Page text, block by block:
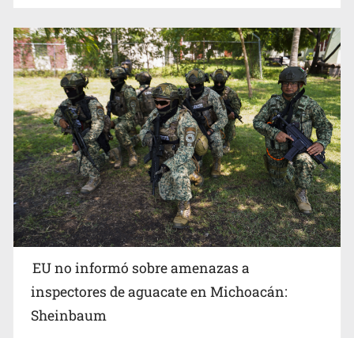
Lo vinculan por amenazas contra su esposa en Vallarta
Incendio forestal en Canadá obliga a evacuar a más de
20 mil personas
EU no informó sobre amenazas a
inspectores de aguacate en Michoacán:
Sheinbaum